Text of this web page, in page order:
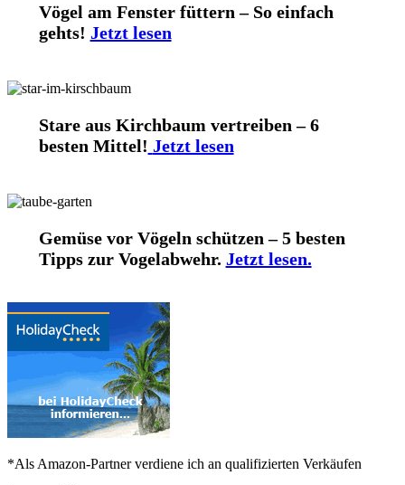
Vögel am Fenster füttern – So einfach
gehts! Jetzt lesen
Stare aus Kirchbaum vertreiben – 6
besten Mittel! Jetzt lesen
Gemüse vor Vögeln schützen – 5 besten
Tipps zur Vogelabwehr. Jetzt lesen.
*Als Amazon-Partner verdiene ich an qualifizierten Verkäufen